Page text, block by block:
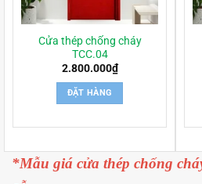
Cửa thép chống cháy
TCC.04
2.800.000₫
ĐẶT HÀNG
*Mẫu giá cửa thép chống